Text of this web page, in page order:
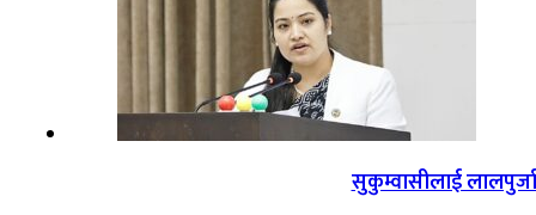
सुकुम्वासीलाई